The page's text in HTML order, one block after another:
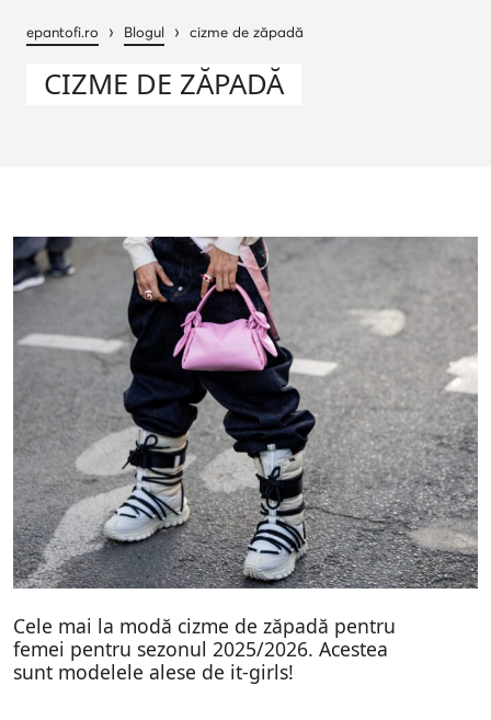
epantofi.ro › Blogul › cizme de zăpadă
CIZME DE ZĂPADĂ
Cele mai la modă cizme de zăpadă pentru
femei pentru sezonul 2025/2026. Acestea
sunt modelele alese de it-girls!